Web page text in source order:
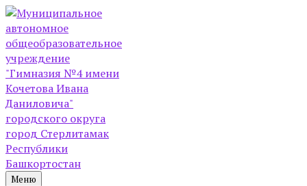
Skip
to
content
Skip
to
left
sidebar
Skip
to
right
sidebar
Skip
to
footer
Меню